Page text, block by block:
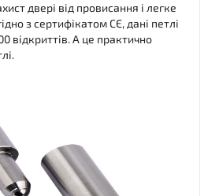
двері від провисання і легке
з сертифікатом СЄ, дані петлі
відкриттів. А це практично